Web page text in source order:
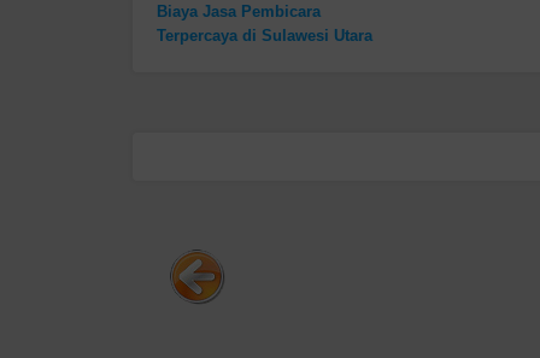
Biaya Jasa Pembicara
Terpercaya di Sulawesi Utara